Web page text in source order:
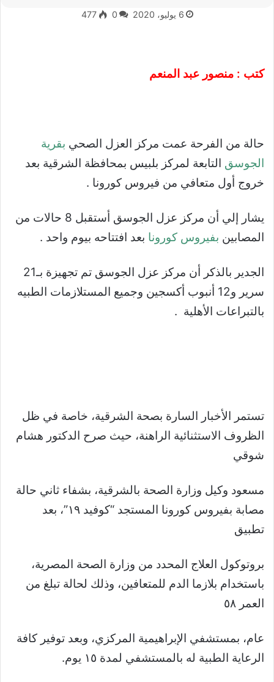
6 يوليو، 2020 0
477
كتب : منصور عبد المنعم
حالة من الفرحة عمت مركز العزل الصحي بقرية
الجوسق التابعة لمركز بلبيس بمحافظة الشرقية بعد
خروج أول متعافي من فيروس كورونا .
يشار إلي أن مركز عزل الجوسق أستقبل 8 حالات من
المصابين بفيروس كورونا بعد افتتاحه بيوم واحد .
الجدير بالذكر أن مركز عزل الجوسق تم تجهيزة بـ21
سرير و12 أنبوب أكسجين وجميع المستلازمات الطبيه
بالتبراعات الأهلية .
تستمر الأخبار السارة بصحة الشرقية، خاصة في ظل
الظروف الاستثنائية الراهنة، حيث صرح الدكتور هشام
شوقي
مسعود وكيل وزارة الصحة بالشرقية، بشفاء ثاني حالة
مصابة بفيروس كورونا المستجد “كوفيد ١٩”، بعد
تطبيق
بروتوكول العلاج المحدد من وزارة الصحة المصرية،
باستخدام بلازما الدم للمتعافين، وذلك لحالة تبلغ من
العمر ٥٨
عام، بمستشفي الإبراهيمية المركزي، وبعد توفير كافة
الرعاية الطبية له بالمستشفي لمدة ١٥ يوم.